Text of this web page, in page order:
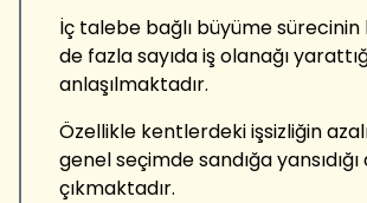
İç talebe bağlı büyüme
de fazla sayıda iş olanağı
anlaşılmaktadır.
Özellikle kentlerdeki işsizliğin
genel seçimde sandığa
çıkmaktadır.